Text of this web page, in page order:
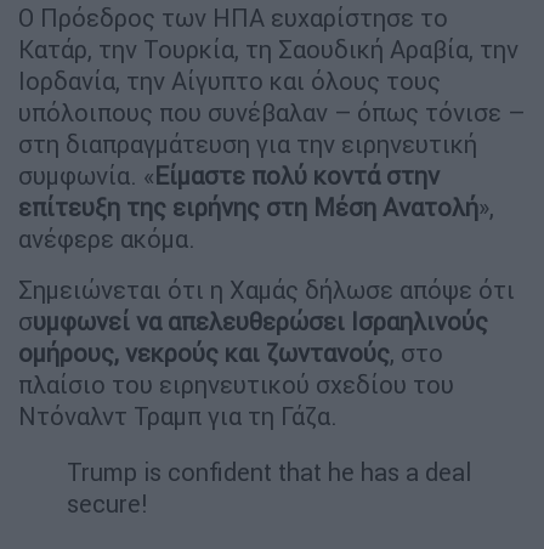
Ο Πρόεδρος των ΗΠΑ ευχαρίστησε το
Κατάρ, την Τουρκία, τη Σαουδική Αραβία, την
Ιορδανία, την Αίγυπτο και όλους τους
υπόλοιπους που συνέβαλαν – όπως τόνισε –
στη διαπραγμάτευση για την ειρηνευτική
συμφωνία. «Είμαστε πολύ κοντά στην
επίτευξη της ειρήνης στη Μέση Ανατολή»,
ανέφερε ακόμα.
Σημειώνεται ότι η Χαμάς δήλωσε απόψε ότι
συμφωνεί να απελευθερώσει Ισραηλινούς
ομήρους, νεκρούς και ζωντανούς, στο
πλαίσιο του ειρηνευτικού σχεδίου του
Ντόναλντ Τραμπ για τη Γάζα.
Trump is confident that he has a deal
secure!